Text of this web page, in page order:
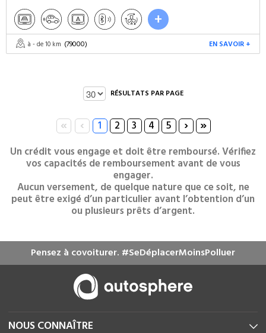
à - de 10 km (79000) EN SAVOIR +
RÉSULTATS PAR PAGE
« ‹ 1 2 3 4 5 › »
Un crédit vous engage et doit être remboursé. Vérifiez
vos capacités de remboursement avant de vous
engager.
Aucun versement, de quelque nature que ce soit, ne
peut être exigé d’un particulier avant l’obtention d’un
ou plusieurs prêts d’argent.
Pensez à covoiturer. #SeDéplacerMoinsPolluer
NOUS CONNAÎTRE